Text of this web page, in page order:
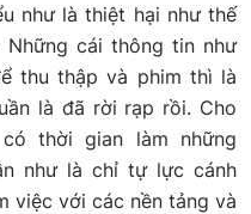
như là thiệt hại như thế
Những cái thông tin như
thu thập và phim thì là
là đã rời rạp rồi. Cho
thời gian làm những
như là chỉ tự lực cánh
việc với các nền tảng và